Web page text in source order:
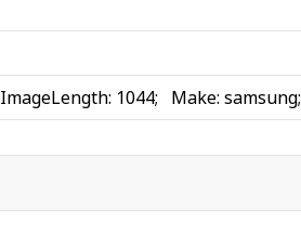
ImageLength: 1044; Make: samsung;